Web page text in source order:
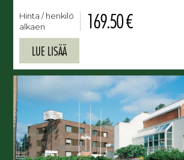
Hinta / henkilö
alkaen
169.50 €
LUE LISÄÄ